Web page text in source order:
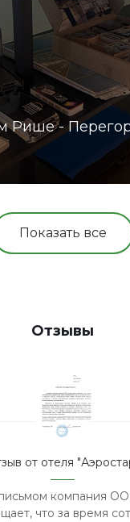
Рише -
Показать все
Отзывы
от отеля
компания
что за время